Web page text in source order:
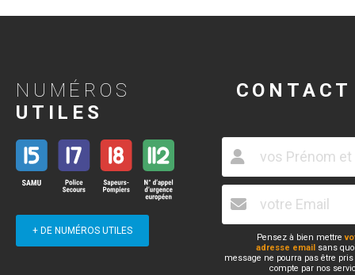
NUMÉROS
UTILES
+ DE NUMÉROS UTILES
CONTACT
Pensez à bien mettre
adresse email sans
message ne pourra pas être
compte par nos